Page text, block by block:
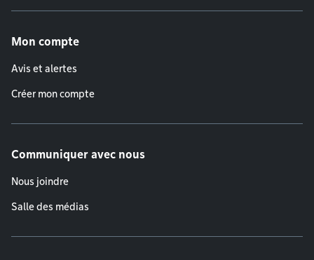
Mon compte
Avis et alertes
Créer mon compte
Communiquer avec nous
Nous joindre
Salle des médias